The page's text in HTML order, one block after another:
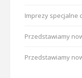
Imprezy specjalne
Przedstawiamy
Przedstawiamy